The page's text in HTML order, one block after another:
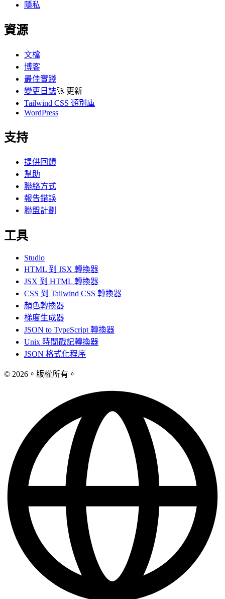
隱私
資源
文檔
博客
最佳實踐
變更日誌🚀 更新
Tailwind CSS 類別庫
WordPress
支持
提供回饋
幫助
聯絡方式
報告錯誤
聯盟計劃
工具
Studio
HTML 到 JSX 轉換器
JSX 到 HTML 轉換器
CSS 到 Tailwind CSS 轉換器
顏色轉換器
梯度生成器
JSON to TypeScript 轉換器
Unix 時間戳記轉換器
JSON 格式化程序
© 2026。版權所有。